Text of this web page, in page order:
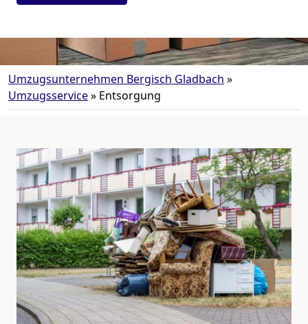
Umzugsunternehmen Bergisch Gladbach »
Umzugsservice» Entsorgung